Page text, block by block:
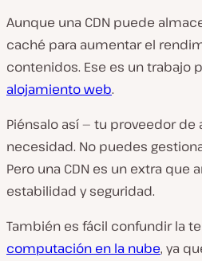
Aunque una CDN puede
caché para aumentar el
contenidos. Ese es un trabajo
alojamiento web.
Piénsalo así — tu proveedor
necesidad. No puedes
Pero una CDN es un extra que
estabilidad y seguridad.
También es fácil confundir la
computación en la nube, ya